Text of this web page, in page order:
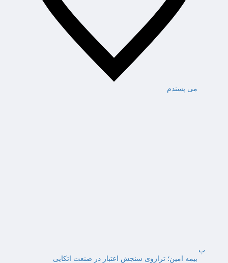
می پسندم
پ
بیمه امین؛ ترازوی سنجش اعتبار در صنعت اتکایی